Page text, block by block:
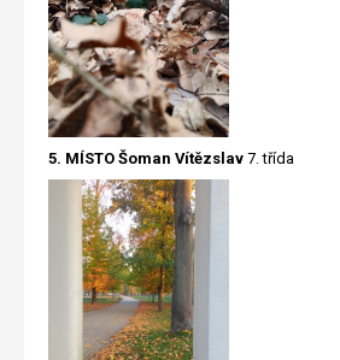
5. MÍSTO Šoman Vítězslav 7. třída